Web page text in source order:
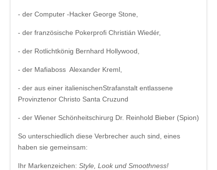
- der Computer -Hacker George Stone,
- der französische Pokerprofi Christián Wiedér,
- der Rotlichtkönig Bernhard Hollywood,
- der Mafiaboss Alexander Kreml,
- der aus einer italienischenStrafanstalt entlassene
Provinztenor Christo Santa Cruzund
- der Wiener Schönheitschirurg Dr. Reinhold Bieber (Spion)
So unterschiedlich diese Verbrecher auch sind, eines
haben sie gemeinsam:
Ihr Markenzeichen: Style, Look und Smoothness!